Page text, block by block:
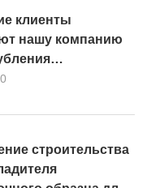
и производству
газа в
клиенты
нашу компанию
по
CSA22.2,
IEC61439
строительства